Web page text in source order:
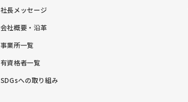
社長メッセージ
会社概要・沿革
事業所一覧
有資格者一覧
SDGsへの取り組み